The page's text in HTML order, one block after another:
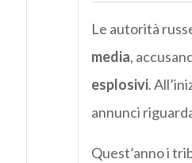
Le autorità
media,
esplosivi.
annunci
Quest’anno i